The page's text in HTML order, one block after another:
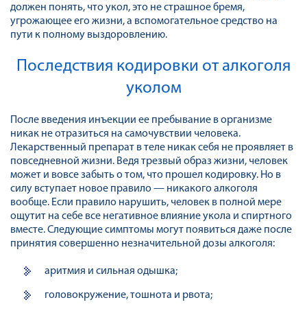
должен понять, что укол, это не страшное бремя,
угрожающее его жизни, а вспомогательное средство на
пути к полному выздоровлению.
Последствия кодировки от алкоголя
уколом
После введения инъекции ее пребывание в организме
никак не отразиться на самочувствии человека.
Лекарственный препарат в теле никак себя не проявляет в
повседневной жизни. Ведя трезвый образ жизни, человек
может и вовсе забыть о том, что прошел кодировку. Но в
силу вступает новое правило — никакого алкоголя
вообще. Если правило нарушить, человек в полной мере
ощутит на себе все негативное влияние укола и спиртного
вместе. Следующие симптомы могут появиться даже после
принятия совершенно незначительной дозы алкоголя:
аритмия и сильная одышка;
головокружение, тошнота и рвота;